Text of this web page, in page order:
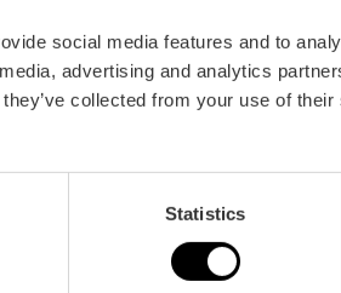
social media features and to
advertising and analytics
collected from your use of
Statistics
d'actions éducatives et
Et il distingue dans le monde
la Communauté valencienne.